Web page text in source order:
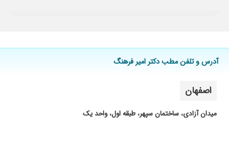
خوش اخلاق و دقیق ۱۴۰۴/۱۱/۲۵
دکتری امیرفرهنگ عزیز پزشکی بسیار جوان، خوش
سوگند از اصفهان 22 شهریور 1404
آدرس و تلفن مطب دکتر امیر فرهنگ
اصفهان
میدان آزادی، ساختمان سپهر، طبقه اول، واحد یک